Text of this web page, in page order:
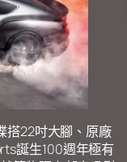
搭22吋大腳、原廠
誕生100週年極有